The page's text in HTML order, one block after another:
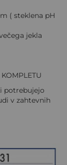
( steklena pH
jekla
potrebujejo
v zahtevnih